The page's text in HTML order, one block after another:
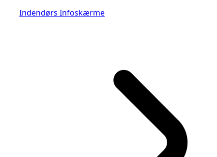
Indendørs Infoskærme